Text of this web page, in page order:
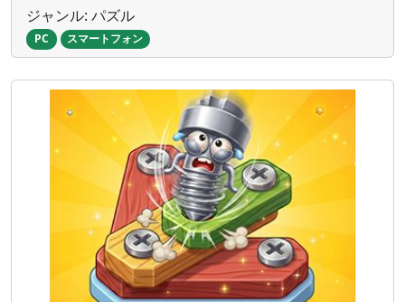
ジャンル: パズル
PC スマートフォン